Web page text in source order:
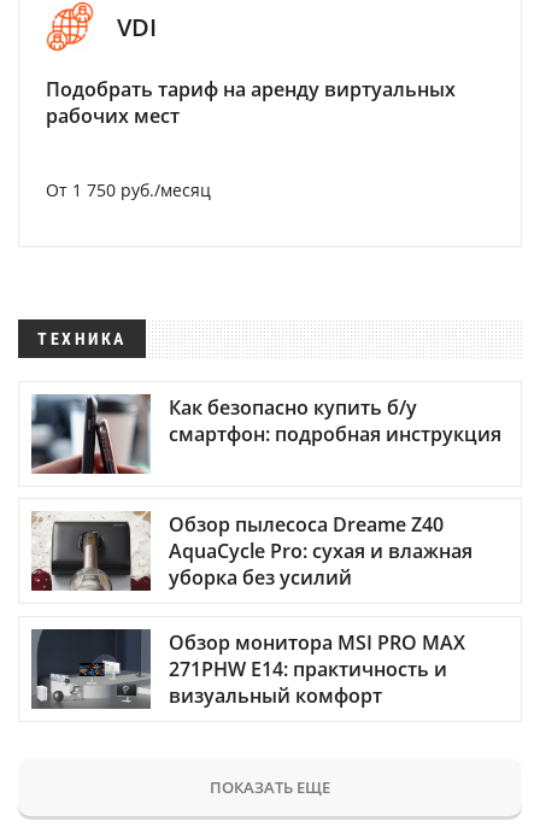
VDI
Подобрать тариф на аренду виртуальных
рабочих мест
От 1 750 руб./месяц
ТЕХНИКА
Как безопасно купить б/у
смартфон: подробная инструкция
Обзор пылесоса Dreame Z40
AquaCycle Pro: сухая и влажная
уборка без усилий
Обзор монитора MSI PRO MAX
271PHW E14: практичность и
визуальный комфорт
ПОКАЗАТЬ ЕЩЕ